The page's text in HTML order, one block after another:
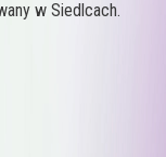
w Siedlcach.